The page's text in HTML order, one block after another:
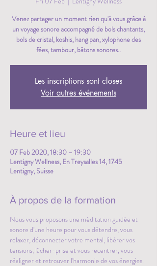
Venez partager un moment rien qu'à vous grâce à
un voyage sonore accompagné de bols chantants,
bols de cristal, koshis, hang pan, xylophone des
fées, tambour, bâtons sonores..
Les inscriptions sont closes
Voir autres événements
Heure et lieu
07 Feb 2020, 18:30 – 19:30
Lentigny Wellness, En Treysalles 14, 1745
Lentigny, Suisse
À propos de la formation
Nous vous proposons une méditation guidée et
sonore d'une heure pour vous détendre, vous
relaxer, déconnecter votre mental, libérer vos
tensions, lâcher-prise et vous recentrer, vous
réaligner et retrouver l'harmonie de vos énergies.